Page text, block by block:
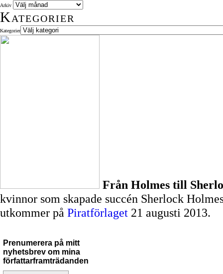
Arkiv
Kategorier
Kategorier
Från Holmes till
kvinnor som skapade succén Sherlock
utkommer på Piratförlaget 21 augusti 2013.
Prenumerera på mitt
nyhetsbrev om mina
författarframträdanden